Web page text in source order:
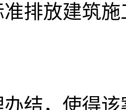
排放建筑
结，使得